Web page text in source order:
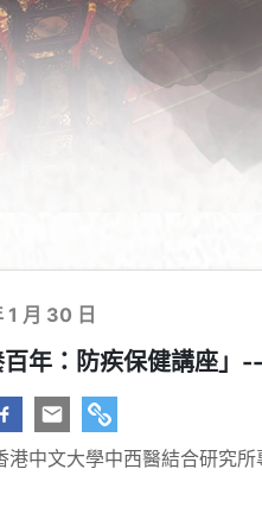
1 月 30 日
百年：防疾保健講座」
港中文大學中西醫結合研究